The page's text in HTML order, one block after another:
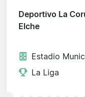
Deportivo La
Elche
Estadio
La Liga